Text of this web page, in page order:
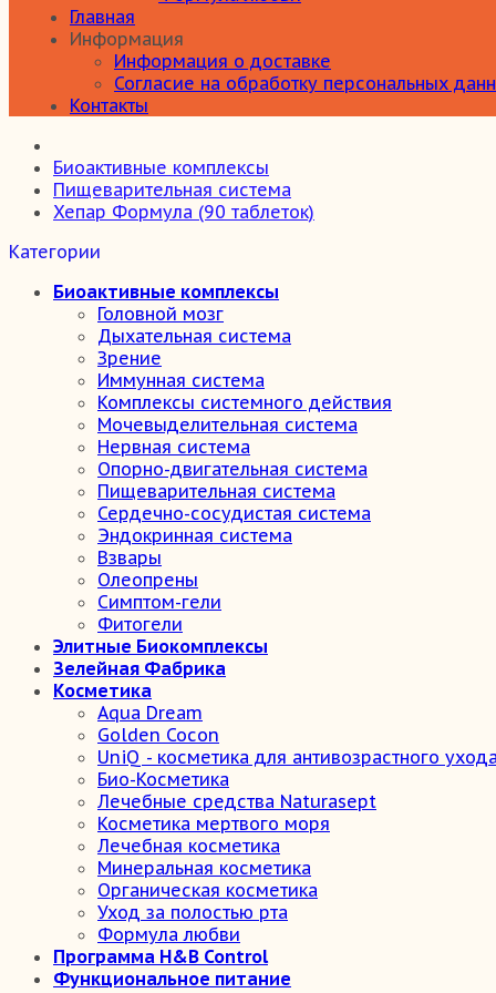
Главная
Информация
Информация о доставке
Согласие на обработку персональных
Контакты
Биоактивные комплексы
Пищеварительная система
Хепар Формула (90 таблеток)
Категории
Биоактивные комплексы
Головной мозг
Дыхательная система
Зрение
Иммунная система
Комплексы системного действия
Мочевыделительная система
Нервная система
Опорно-двигательная система
Пищеварительная система
Сердечно-сосудистая система
Эндокринная система
Взвары
Олеопрены
Симптом-гели
Фитогели
Элитные Биокомплексы
Зелейная Фабрика
Косметика
Aqua Dream
Golden Cocon
UniQ - косметика для антивозрастного
Био-Косметика
Лечебные средства Naturasept
Косметика мертвого моря
Лечебная косметика
Минеральная косметика
Органическая косметика
Уход за полостью рта
Формула любви
Программа H&B Control
Функциональное питание